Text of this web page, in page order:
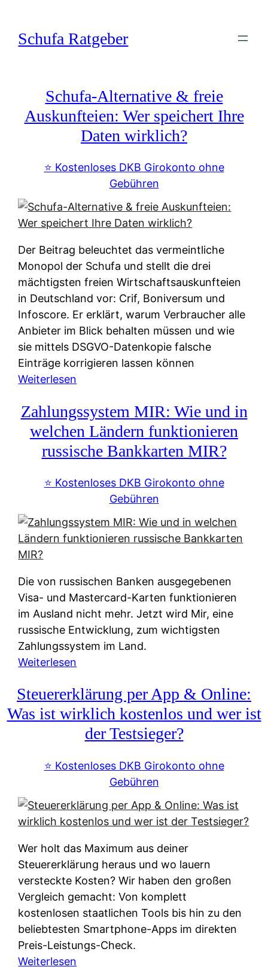
springen
Schufa Ratgeber
Schufa-Alternative & freie
Auskunfteien: Wer speichert Ihre
Daten wirklich?
⭐️ Kostenloses DKB Girokonto ohne
Gebühren
Der Beitrag beleuchtet das vermeintliche
Monopol der Schufa und stellt die drei
mächtigsten freien Wirtschaftsauskunfteien
in Deutschland vor: Crif, Boniversum und
Infoscore. Er erklärt, warum Verbraucher alle
Anbieter im Blick behalten müssen und wie
sie mittels DSGVO-Datenkopie falsche
Einträge korrigieren lassen können
Weiterlesen
c
h
u
f
-
l
t
n
a
t
i
v
e
&
f
r
e
u
s
u
n
f
t
e
i
e
Zahlungssystem MIR: Wie und in
welchen Ländern funktionieren
russische Bankkarten MIR?
⭐️ Kostenloses DKB Girokonto ohne
Gebühren
Die von russischen Banken ausgegebenen
Visa- und Mastercard-Karten funktionieren
im Ausland nicht mehr. Jetzt wird Mir, eine
russische Entwicklung, zum wichtigsten
Zahlungssystem im Land.
Weiterlesen
a
h
g
s
y
t
e
m
M
I
R
:
W
Steuererklärung per App & Online:
Was ist wirklich kostenlos und wer ist
der Testsieger?
⭐️ Kostenloses DKB Girokonto ohne
Gebühren
Wer holt das Maximum aus deiner
Steuererklärung heraus und wo lauern
versteckte Kosten? Wir haben den großen
Vergleich gemacht: Von komplett
kostenlosen staatlichen Tools bis hin zu den
beliebtesten Smartphone-Apps im direkten
Preis-Leistungs-Check.
Weiterlesen